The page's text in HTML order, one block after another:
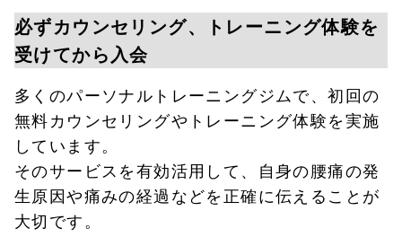
必ずカウンセリング、トレーニング体験を
受けてから入会
多くのパーソナルトレーニングジムで、初回の
無料カウンセリングやトレーニング体験を実施
しています。
そのサービスを有効活用して、自身の腰痛の発
生原因や痛みの経過などを正確に伝えることが
大切です。